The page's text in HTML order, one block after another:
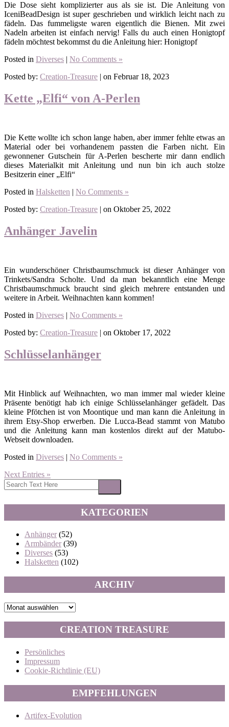
Die Dose sieht komplizierter aus als sie ist. Die Anleitung von
IceniBeadDesign ist super geschrieben und wirklich leicht nach zu
fädeln. Das fummeligste waren eigentlich die Bienen. Mit zwei
Nadeln arbeiten ist einfach nervig! Falls du auch einen Honigtopf
fädeln möchtest bekommst du die Anleitung hier: Honigtopf
Posted in Diverses | No Comments »
Posted by: Creation-Treasure | on Februar 18, 2023
Kette „Elfi“ von A-Perlen
Die Kette wollte ich schon lange haben, aber immer fehlte etwas an
Material oder bei vorhandenem passten die Farben nicht. Ein
gewonnener Gutschein für A-Perlen bescherte mir dann endlich
dieses Materialkit mit Anleitung und nun bin ich auch stolze
Besitzerin einer „Elfi“
Posted in Halsketten | No Comments »
Posted by: Creation-Treasure | on Oktober 25, 2022
Anhänger Javelin
Ein wunderschöner Christbaumschmuck ist dieser Anhänger von
Trinkets/Sandra Scholte. Und da man bekanntlich eine Menge
Christbaumschmuck braucht sind gleich mehrere entstanden und
weitere in Arbeit. Weihnachten kann kommen!
Posted in Diverses | No Comments »
Posted by: Creation-Treasure | on Oktober 17, 2022
Schlüsselanhänger
Mit Hinblick auf Weihnachten, wo man immer mal wieder kleine
Präsente benötigt hab ich einige Schlüsselanhänger gefädelt. Das
kleine Pfötchen ist von Moontique und man kann die Anleitung in
ihrem Etsy-Shop erwerben. Die Lucca-Bead stammt von Matubo
und die Anleitung kann man kostenlos direkt auf der Matubo-
Webseit downloaden.
Posted in Diverses | No Comments »
Next Entries »
KATEGORIEN
Anhänger (52)
Armbänder (39)
Diverses (53)
Halsketten (102)
ARCHIV
Archiv
CREATION TREASURE
Persönliches
Impressum
Cookie-Richtlinie (EU)
EMPFEHLUNGEN
Artifex-Evolution